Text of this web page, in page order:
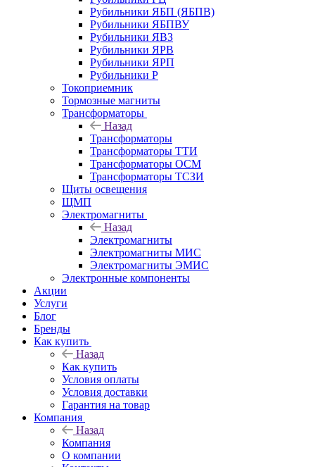
Рубильники ЯБП (ЯБПВ)
Рубильники ЯБПВУ
Рубильники ЯВЗ
Рубильники ЯРВ
Рубильники ЯРП
Рубильники Р
Токоприемник
Тормозные магниты
Трансформаторы
Назад
Трансформаторы
Трансформаторы ТТИ
Трансформаторы ОСМ
Трансформаторы ТСЗИ
Щиты освещения
ЩМП
Электромагниты
Назад
Электромагниты
Электромагниты МИС
Электромагниты ЭМИС
Электронные компоненты
Акции
Услуги
Блог
Бренды
Как купить
Назад
Как купить
Условия оплаты
Условия доставки
Гарантия на товар
Компания
Назад
Компания
О компании